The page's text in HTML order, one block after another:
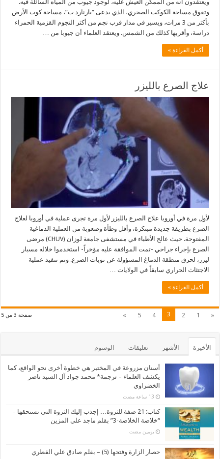
ويعتقدون أنه من الممكن العيش عليه، لوجود جيوب من المياه السائلة فيه.
وتفوق مساحة الكوكب الصخري، الذي يدعى “بارنارد ب”، مساحة كوب الأرض
بأكثر من 3 مرات، ويسير في مدار قرب نجم من أكثر النجوم القزمية الحمراء
دراسة، وأقربها كذلك من الشمس. ويعتقد العلماء أن جيوبا من …
أكمل القراءة »
علاج الصرع بالليزر
لأول مرة في أوروبا علاج الصرع بالليزر لأول مرة تجرى عملية في أوروبا لعلاج
الصرع بطريقة جديدة مبتكرة، وأقل وطأة وصعوبة من العملية الدماغية
المفتوحة. حيث عالج الأطباء في مستشفى جامعة لوزان (CHUV) مرضى
الصرع بإجراء جراحي -تمت الموافقة عليه مؤخراً- استخدموا خلاله مسبار
ليزر، لحرق منطقة الدماغ المسؤولة عن نوبات الصرع. وتم تنفيذ عملية
الاجتثاث الحراري سابقاً في الولايات …
أكمل القراءة »
صفحة 3 من 5 «
1
2
3
4
5
»
الأخيرة الأشهر تعليقات الوسوم
أسنان مزروعة في المختبر هي خطوة أخرى نحو الواقع، كما
يكشف العلماء – ترجمة* محمد جواد آل السيد ناصر
الخضراوي
كتاب: 21 صفة للثروة… إجذب إليك الثروة التي تستحقها –
“خلاصة الخلاصة-3” بقلم ماجد علي المزين
‏يومين مضت
حصار الزارة وفتحها (5) – بقلم صادق علي القطري